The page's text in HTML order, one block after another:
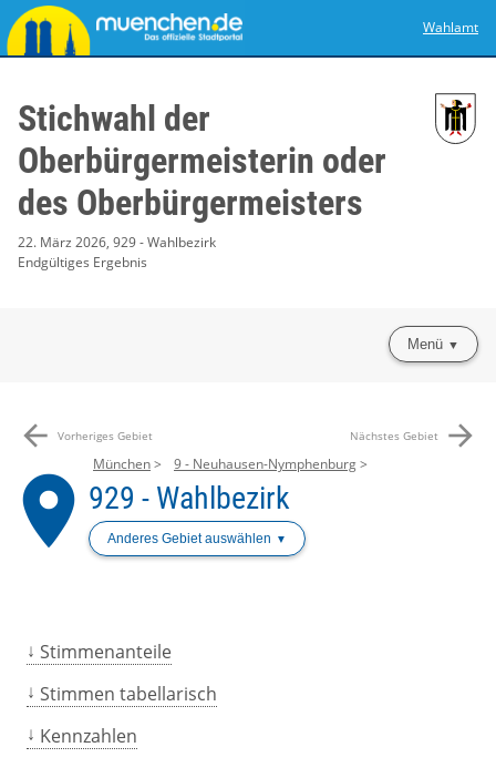
Wahlamt
Stichwahl der
Oberbürgermeisterin oder
des Oberbürgermeisters
22. März 2026, 929 - Wahlbezirk
Endgültiges Ergebnis
Menü
arrow_back Vorheriges Gebiet Nächstes Gebiet arrow_forward
place
München 9 - Neuhausen-Nymphenburg
929 - Wahlbezirk
Anderes Gebiet auswählen
Stimmenanteile
Stimmen tabellarisch
Kennzahlen